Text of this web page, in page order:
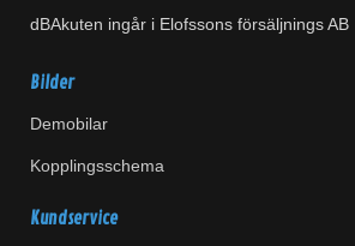
dBAkuten ingår i Elofssons försäljnings AB
Bilder
Demobilar
Kopplingsschema
Kundservice